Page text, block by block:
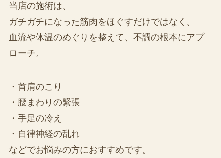
当店の施術は、
ガチガチになった筋肉をほぐすだけではなく、
血流や体温のめぐりを整えて、不調の根本にアプ
ローチ。
・首肩のこり
・腰まわりの緊張
・手足の冷え
・自律神経の乱れ
などでお悩みの方におすすめです。